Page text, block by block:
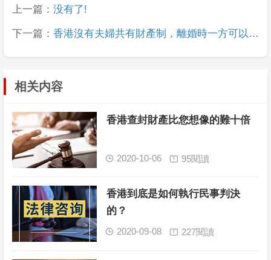
上一篇： 没有了!
下一篇： 香港沒有夫婦共有財產制，離婚時一方可以分
得一半財產嗎?
相关内容
香港查封財產比您想像的難十倍
 2020-10-06  95閱讀
香港到底是如何執行民事判決
的？
 2020-09-08  227閱讀